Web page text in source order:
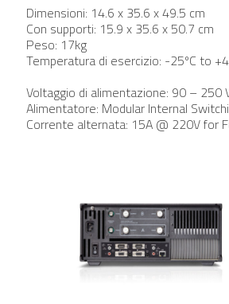
Dimensioni: 14.6 x 35.6 x 49.5 cm
Con supporti: 15.9 x 35.6 x 50.7 cm
Peso: 17kg
Temperatura di esercizio: -25ºC to
Voltaggio di alimentazione: 90 – 250
Alimentatore: Modular Internal
Corrente alternata: 15A @ 220V for